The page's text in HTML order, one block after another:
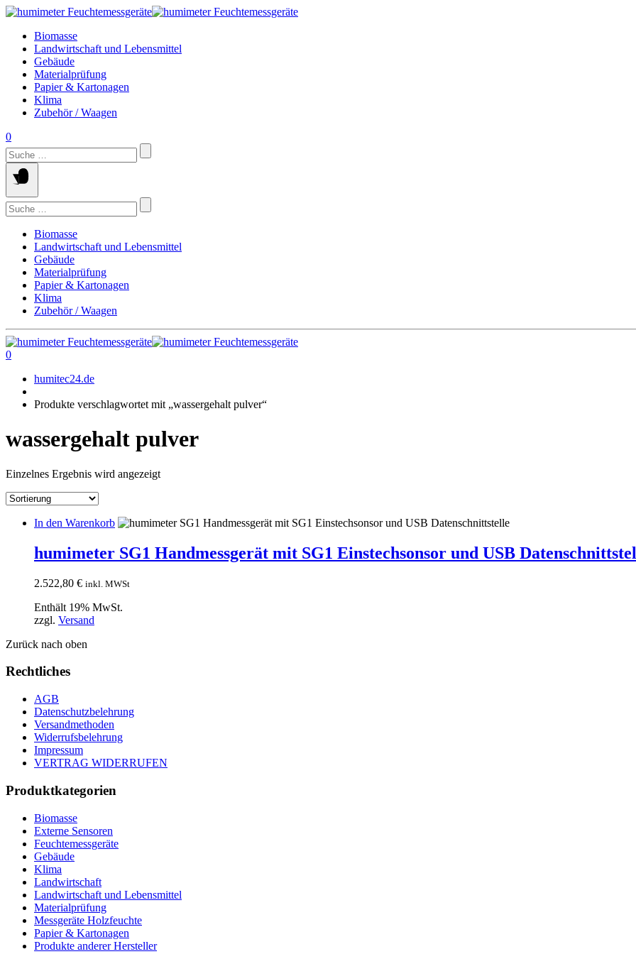
Springe
Inhalt
Biomasse
Landwirtschaft und Lebensmittel
Gebäude
Materialprüfung
Papier & Kartonagen
Klima
Zubehör / Waagen
0
Suchen
nach:
Suchen
nach:
Biomasse
Landwirtschaft und Lebensmittel
Gebäude
Materialprüfung
Papier & Kartonagen
Klima
Zubehör / Waagen
0
humitec24.de
Produkte verschlagwortet mit „wassergehalt pulver“
wassergehalt pulver
Einzelnes Ergebnis wird angezeigt
In den Warenkorb
humimeter SG1 Handmessgerät mit SG1 Einstechsonsor und USB
2.522,80 € inkl. MWSt
Enthält 19% MwSt.
zzgl. Versand
Zurück nach oben
Rechtliches
AGB
Datenschutzbelehrung
Versandmethoden
Widerrufsbelehrung
Impressum
VERTRAG WIDERRUFEN
Produktkategorien
Biomasse
Externe Sensoren
Feuchtemessgeräte
Gebäude
Klima
Landwirtschaft
Landwirtschaft und Lebensmittel
Materialprüfung
Messgeräte Holzfeuchte
Papier & Kartonagen
Produkte anderer Hersteller